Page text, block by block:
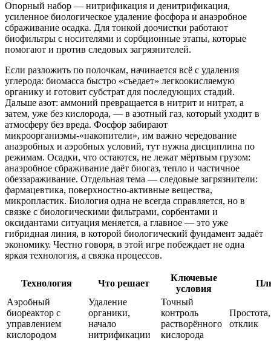
Опорный набор — нитрификация и денитрификация,
усиленное биологическое удаление фосфора и анаэробное
сбраживание осадка. Для тонкой доочистки работают
биофильтры с носителями и сорбционные этапы, которые
помогают и против следовых загрязнителей.
Если разложить по полочкам, начинается всё с удаления
углерода: биомасса быстро «съедает» легкоокисляемую
органику и готовит субстрат для последующих стадий.
Дальше азот: аммоний превращается в нитрит и нитрат, а
затем, уже без кислорода, — в азотный газ, который уходит в
атмосферу без вреда. Фосфор забирают
микроорганизмы-«накопители», им важно чередование
анаэробных и аэробных условий, тут нужна дисциплина по
режимам. Осадки, что остаются, не лежат мёртвым грузом:
анаэробное сбраживание даёт биогаз, тепло и частичное
обеззараживание. Отдельная тема — следовые загрязнители:
фармацевтика, поверхностно-активные вещества,
микропластик. Биология одна не всегда справляется, но в
связке с биологическими фильтрами, сорбентами и
оксидантами ситуация меняется, а главное — это уже
гибридная линия, в которой биологический фундамент задаёт
экономику. Честно говоря, в этой игре побеждает не одна
яркая технология, а связка процессов.
Технология Что решает
Ключевые
условия
Аэробный
биореактор с
управлением
кислородом
Удаление
органики,
начало
нитрификации
Точный
контроль
растворённого
кислорода
отклик